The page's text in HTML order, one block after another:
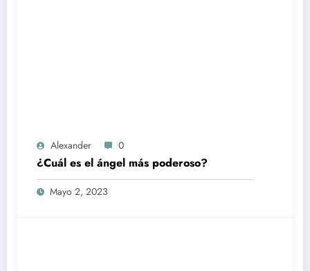
Alexander 0
¿Cuál es el ángel más poderoso?
Mayo 2, 2023